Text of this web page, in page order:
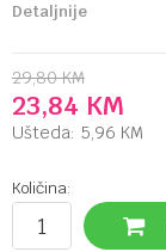
Detaljnije
29,80 KM
23,84 KM
Ušteda: 5,96 KM
Količina: